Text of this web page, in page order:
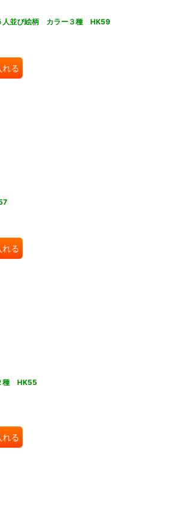
人並び絵柄 カラー３種 HK59
れる
れる
種 HK55
れる